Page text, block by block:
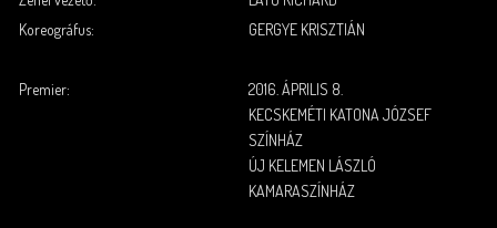
Koreográfus:
GERGYE KRISZTIÁN
Premier:
2016. ÁPRILIS 8.
KECSKEMÉTI KATONA JÓZSEF
SZÍNHÁZ
ÚJ KELEMEN LÁSZLÓ
KAMARASZÍNHÁZ